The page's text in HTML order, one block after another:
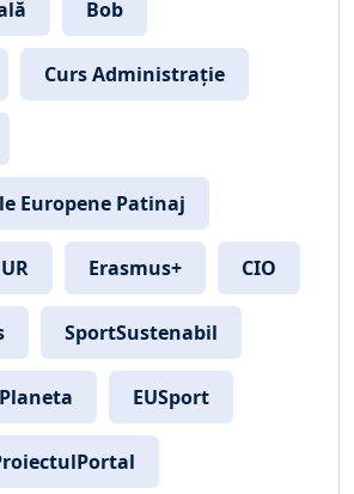
Bob
Curs Administrație
Europene Patinaj
Erasmus+ CIO
SportSustenabil
EUSport